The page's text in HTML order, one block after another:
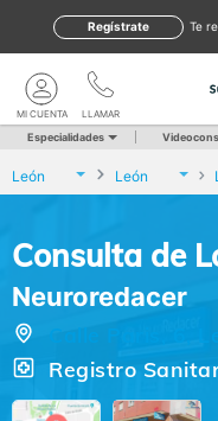
te
Regístrate
LLAMAR
MI CUENTA
Especialidades
León León
Consulta de
Neuroredacer
Registro